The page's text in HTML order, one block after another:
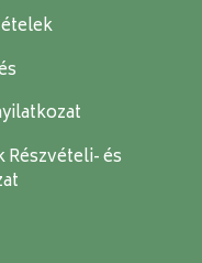
Részvételi- és